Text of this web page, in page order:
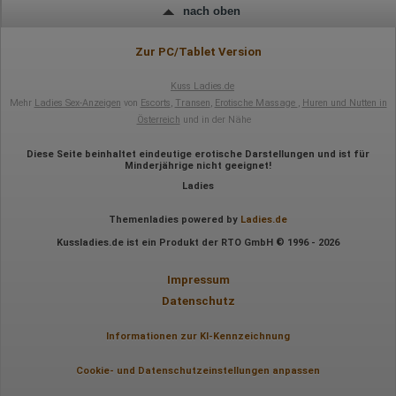
übertragen und dort gekürzt. Die von dem Browser des Nutzers
Herkunft (Land und Stadt)
Sprache
Browser und alle verwendeten Add-ons
Auflösung des Computers
Welche Videos angeschaut?
Wohin ging der Besucher? Klickte er auf weitere Seiten des
Wie lange blieb der Besucher?
Wir nutzen Hotjar als Webanalysedient. Es wird verwendet, um
nach oben
Zur PC/Tablet Version
Kuss Ladies.de
Mehr Ladies Sex-Anzeigen von Escorts, Transen, Erotische Massage , Huren und Nutten in
Österreich und in der Nähe
Diese Seite beinhaltet eindeutige erotische Darstellungen und ist für
Minderjährige nicht geeignet!
Ladies
Themenladies powered by Ladies.de
Kussladies.de ist ein Produkt der RTO GmbH © 1996 - 2026
Impressum
Datenschutz
Informationen zur KI-Kennzeichnung
Cookie- und Datenschutzeinstellungen anpassen